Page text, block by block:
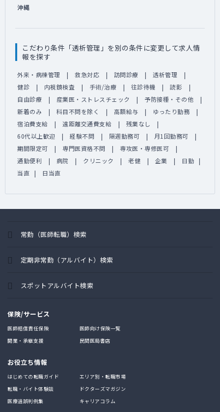
沖縄
こだわり条件「透析管理」を別の条件に変更して求人情
報を探す
外来・病棟管理 救急対応 訪問診療
透析管理
健診
内視鏡検査 手術/治療 往診待機
読影
自由診療
産業医・ストレスチェック
予防接種・その他
新着のみ
科目不問を除く 高額給与
ゆったり勤務
宿泊費支給
遠距離交通費支給
残業なし
60代以上歓迎
経験不問 隔週勤務可
月1回勤務可
期間限定可
専門医資格不問
専攻医・専修医可
通勤便利
病院 クリニック 老健 企業
日勤
当直
日当直
常勤（医師転職）検索
定期非常勤（アルバイト）検索
スポットアルバイト検索
保険/サービス
医師賠償責任保険
医師向け保険一覧
開業・承継支援
民間医局書店
お役立ち情報
はじめての転職ガイド
エリア別・転職市場
転職・バイト体験談
ドクターズマガジン
医療過誤判例集
キャリアコラム